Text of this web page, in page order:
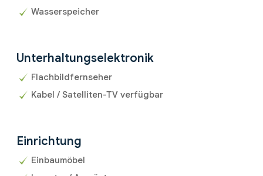
Wasserspeicher
Unterhaltungselektronik
Flachbildfernseher
Kabel / Satelliten-TV verfügbar
Einrichtung
Einbaumöbel